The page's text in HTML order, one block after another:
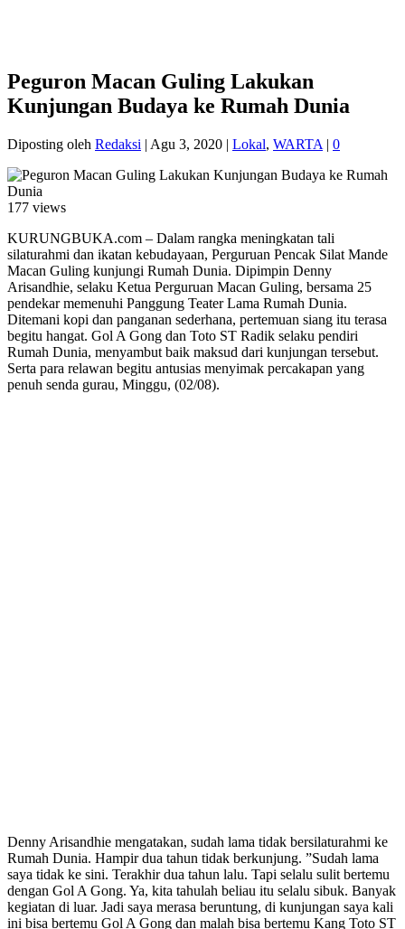
Peguron Macan Guling Lakukan
Kunjungan Budaya ke Rumah Dunia
Diposting oleh Redaksi | Agu 3, 2020 | Lokal, WARTA | 0
177 views
KURUNGBUKA.com – Dalam rangka meningkatan tali
silaturahmi dan ikatan kebudayaan, Perguruan Pencak Silat Mande
Macan Guling kunjungi Rumah Dunia. Dipimpin Denny
Arisandhie, selaku Ketua Perguruan Macan Guling, bersama 25
pendekar memenuhi Panggung Teater Lama Rumah Dunia.
Ditemani kopi dan panganan sederhana, pertemuan siang itu terasa
begitu hangat. Gol A Gong dan Toto ST Radik selaku pendiri
Rumah Dunia, menyambut baik maksud dari kunjungan tersebut.
Serta para relawan begitu antusias menyimak percakapan yang
penuh senda gurau, Minggu, (02/08).
Denny Arisandhie mengatakan, sudah lama tidak bersilaturahmi ke
Rumah Dunia. Hampir dua tahun tidak berkunjung. ”Sudah lama
saya tidak ke sini. Terakhir dua tahun lalu. Tapi selalu sulit bertemu
dengan Gol A Gong. Ya, kita tahulah beliau itu selalu sibuk. Banyak
kegiatan di luar. Jadi saya merasa beruntung, di kunjungan saya kali
ini bisa bertemu Gol A Gong dan malah bisa bertemu Kang Toto ST